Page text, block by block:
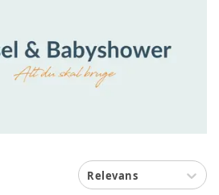
Relevans